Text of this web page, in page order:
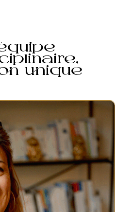
unique